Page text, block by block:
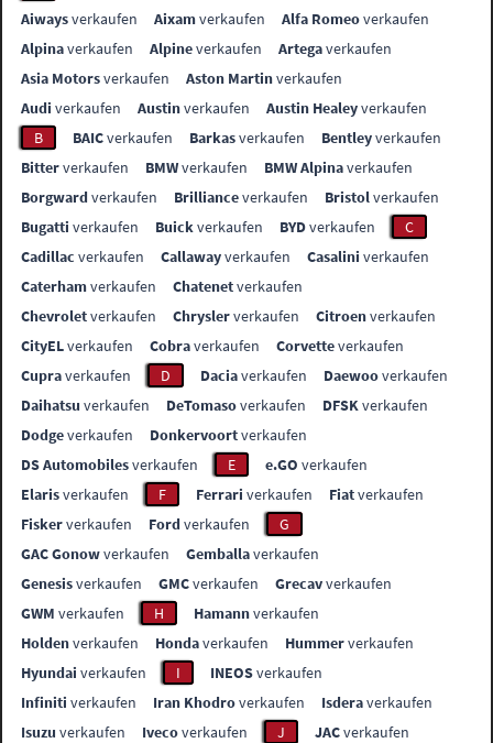
Aiwaysverkaufen Aixamverkaufen Alfa Romeoverkaufen
Alpinaverkaufen Alpineverkaufen Artegaverkaufen
Asia Motorsverkaufen Aston Martinverkaufen
Audi verkaufen Austinverkaufen Austin Healeyverkaufen
B
BAICverkaufen Barkasverkaufen Bentleyverkaufen
Bitterverkaufen BMWverkaufen BMW Alpinaverkaufen
Borgwardverkaufen Brillianceverkaufen Bristolverkaufen
Bugatti verkaufen Buickverkaufen BYDverkaufen
C
Cadillac verkaufen Callawayverkaufen Casalini verkaufen
Caterhamverkaufen Chatenetverkaufen
Chevroletverkaufen Chryslerverkaufen Citroenverkaufen
CityELverkaufen Cobraverkaufen Corvetteverkaufen
Cupraverkaufen D Daciaverkaufen Daewooverkaufen
Daihatsu verkaufen DeTomasoverkaufen DFSKverkaufen
Dodgeverkaufen Donkervoortverkaufen
DS Automobilesverkaufen E e.GO verkaufen
Elarisverkaufen F Ferrari verkaufen Fiatverkaufen
Fiskerverkaufen Fordverkaufen
G
GAC Gonowverkaufen Gemballaverkaufen
Genesisverkaufen GMCverkaufen Grecavverkaufen
GWM verkaufen H Hamannverkaufen
Holdenverkaufen Hondaverkaufen Hummerverkaufen
Hyundai verkaufen I INEOSverkaufen
Infiniti verkaufen Iran Khodroverkaufen Isderaverkaufen
Isuzu verkaufen Ivecoverkaufen J JACverkaufen